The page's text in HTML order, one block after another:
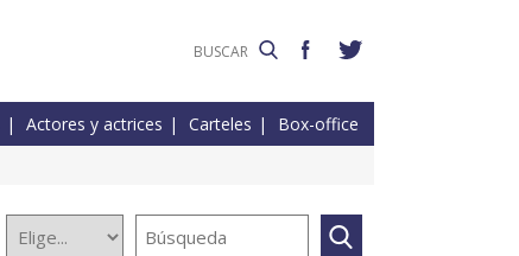
Actores y actrices Carteles Box-office